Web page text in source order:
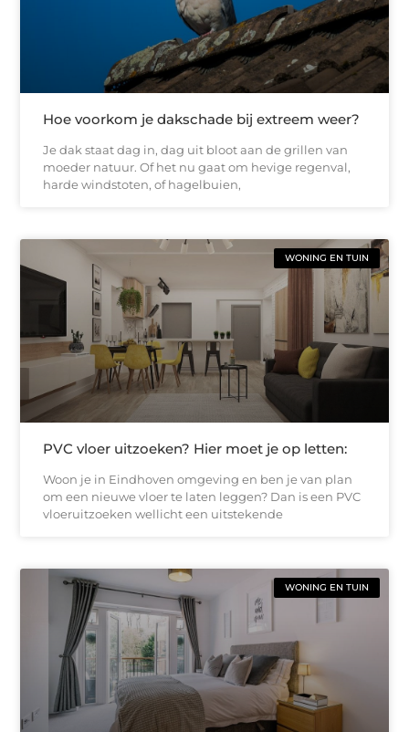
Hoe voorkom je dakschade bij extreem weer?
Je dak staat dag in, dag uit bloot aan de grillen van
moeder natuur. Of het nu gaat om hevige regenval,
harde windstoten, of hagelbuien,
WONING EN TUIN
PVC vloer uitzoeken? Hier moet je op letten:
Woon je in Eindhoven omgeving en ben je van plan
om een nieuwe vloer te laten leggen? Dan is een PVC
vloeruitzoeken wellicht een uitstekende
WONING EN TUIN